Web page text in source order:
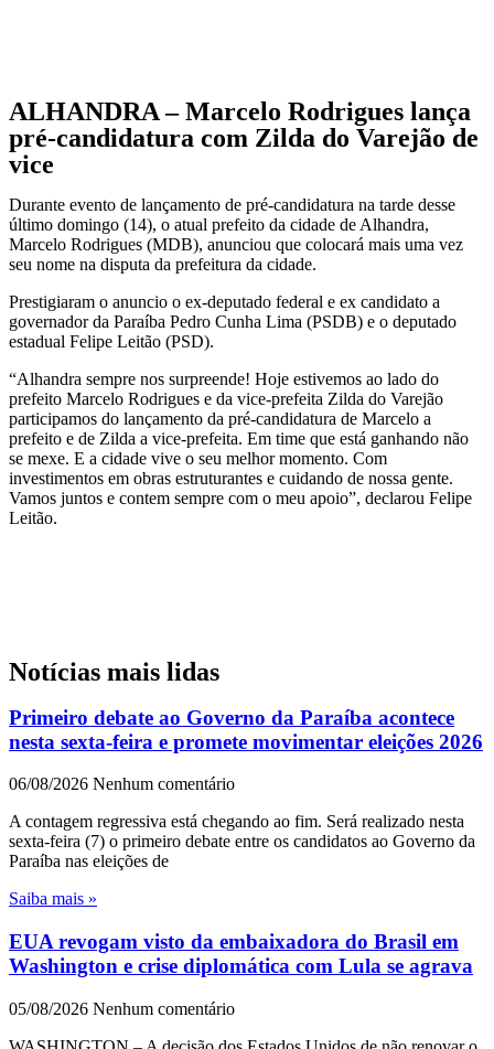
ALHANDRA – Marcelo Rodrigues lança
pré-candidatura com Zilda do Varejão de
vice
Durante evento de lançamento de pré-candidatura na tarde desse
último domingo (14), o atual prefeito da cidade de Alhandra,
Marcelo Rodrigues (MDB), anunciou que colocará mais uma vez
seu nome na disputa da prefeitura da cidade.
Prestigiaram o anuncio o ex-deputado federal e ex candidato a
governador da Paraíba Pedro Cunha Lima (PSDB) e o deputado
estadual Felipe Leitão (PSD).
“Alhandra sempre nos surpreende! Hoje estivemos ao lado do
prefeito Marcelo Rodrigues e da vice-prefeita Zilda do Varejão
participamos do lançamento da pré-candidatura de Marcelo a
prefeito e de Zilda a vice-prefeita. Em time que está ganhando não
se mexe. E a cidade vive o seu melhor momento. Com
investimentos em obras estruturantes e cuidando de nossa gente.
Vamos juntos e contem sempre com o meu apoio”, declarou Felipe
Leitão.
Notícias mais lidas
Primeiro debate ao Governo da Paraíba acontece
nesta sexta-feira e promete movimentar eleições 2026
06/08/2026 Nenhum comentário
A contagem regressiva está chegando ao fim. Será realizado nesta
sexta-feira (7) o primeiro debate entre os candidatos ao Governo da
Paraíba nas eleições de
Saiba mais »
EUA revogam visto da embaixadora do Brasil em
Washington e crise diplomática com Lula se agrava
05/08/2026 Nenhum comentário